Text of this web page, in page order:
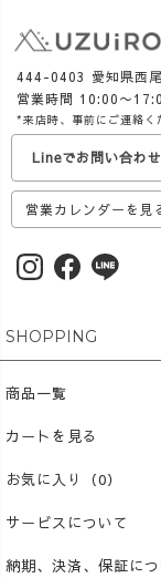
444-0403 愛知県西
営業時間 10:00〜
*来店時、事前にご連絡く
Lineでお問い合わせ
営業カレンダーを見
SHOPPING
商品一覧
カートを見る
お気に入り（0）
サービスについて
納期、決済、保証につ